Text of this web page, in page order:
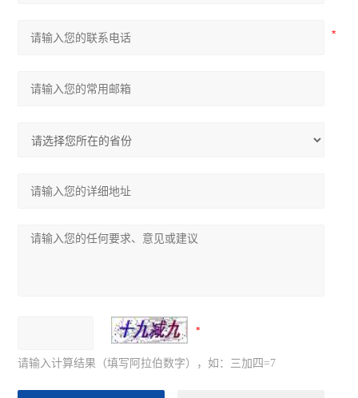
请输入计算结果（填写阿拉伯数字），如：三加四=7